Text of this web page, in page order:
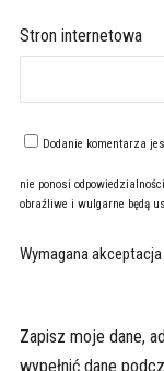
Stron internetowa
Dodanie komentarza
nie ponosi
obraźliwe i wulgarne będą
Wymagana
Zapisz moje dane,
wypełnić dane